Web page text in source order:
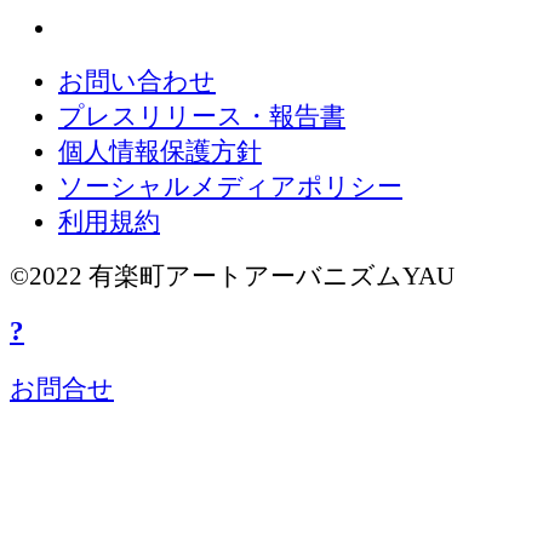
お問い合わせ
プレスリリース・報告書
個人情報保護方針
ソーシャルメディアポリシー
利用規約
©2022 有楽町アートアーバニズムYAU
?
お問合せ